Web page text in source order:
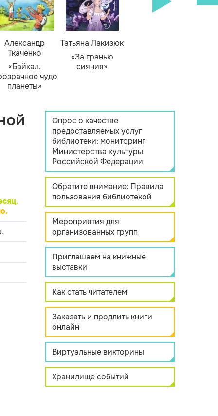
Александр
Ткаченко
«Байкал.
чудо
планеты»
Татьяна Лакизюк
«За гранью
сияния»
.
Опрос о качестве
предоставляемых услуг
библиотеки: мониторинг
Министерства культуры
Российской Федерации
Обратите внимание: Правила
пользования библиотекой
Мероприятия для
организованных групп
Приглашаем на книжные
выставки
Как стать читателем
Заказать и продлить книги
онлайн
Виртуальные викторины
Хранилище событий